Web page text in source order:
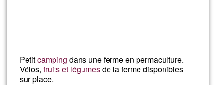
Petitcamping dans une ferme en permaculture.
Vélos,fruits et légumesde la ferme disponibles
sur place.